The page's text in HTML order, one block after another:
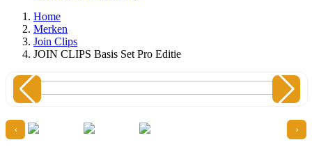
Home
Merken
Join Clips
JOIN CLIPS Basis Set Pro Editie
›
‹